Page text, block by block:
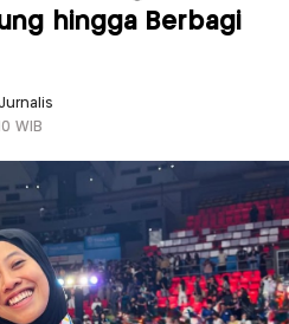
hingga Berbagi
WIB